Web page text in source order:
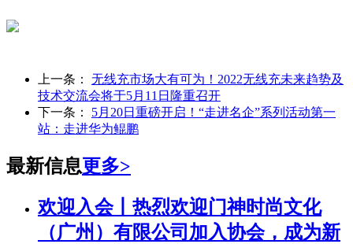
上一条： 无线充市场大有可为！2022无线充未来趋势及
技术交流会将于5月11日隆重召开
下一条： 5月20日重磅开启！“走进名企”系列活动第一
站：走进华为鲲鹏
最新信息更多>
欢迎入会丨热烈欢迎门神时尚文化
（广州）有限公司加入协会，成为新